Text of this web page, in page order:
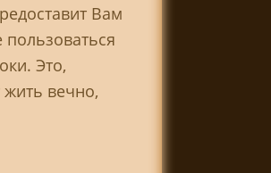
Вам
Это,
жить вечно,